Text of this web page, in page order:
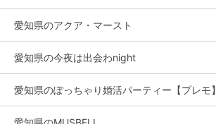
愛知県のアクア・マースト
愛知県の今夜は出会わnight
愛知県のぽっちゃり婚活パーティー【プレモ】